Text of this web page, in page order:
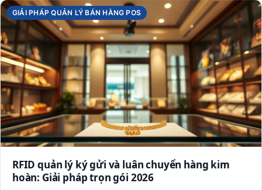
GIẢI PHÁP QUẢN LÝ BÁN HÀNG POS
RFID quản lý ký gửi và luân chuyển hàng kim
hoàn: Giải pháp trọn gói 2026